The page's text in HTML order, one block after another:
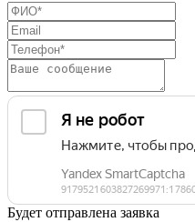
Будет отправлена заявка